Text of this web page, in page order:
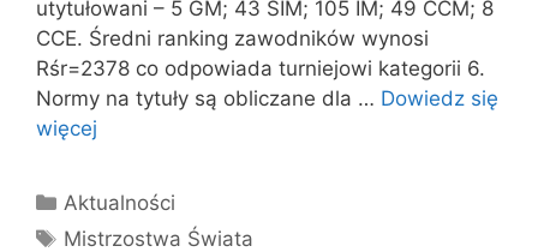
utytułowani – 5 GM; 43 SIM; 105 IM; 49 CCM; 8
CCE. Średni ranking zawodników wynosi
Rśr=2378 co odpowiada turniejowi kategorii 6.
Normy na tytuły są obliczane dla … Dowiedz się
więcej
Kategorie
Aktualności
Tagi
Mistrzostwa Świata